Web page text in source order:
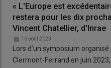
« L'Europe est
restera pour les dix
Vincent Chatellier, d'Inrae
16 août 2023
Lors d’un symposium
Clermont-Ferrand en juin 2023,